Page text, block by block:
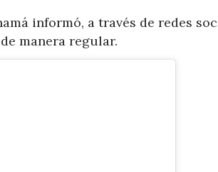
informó, a través de redes
manera regular.